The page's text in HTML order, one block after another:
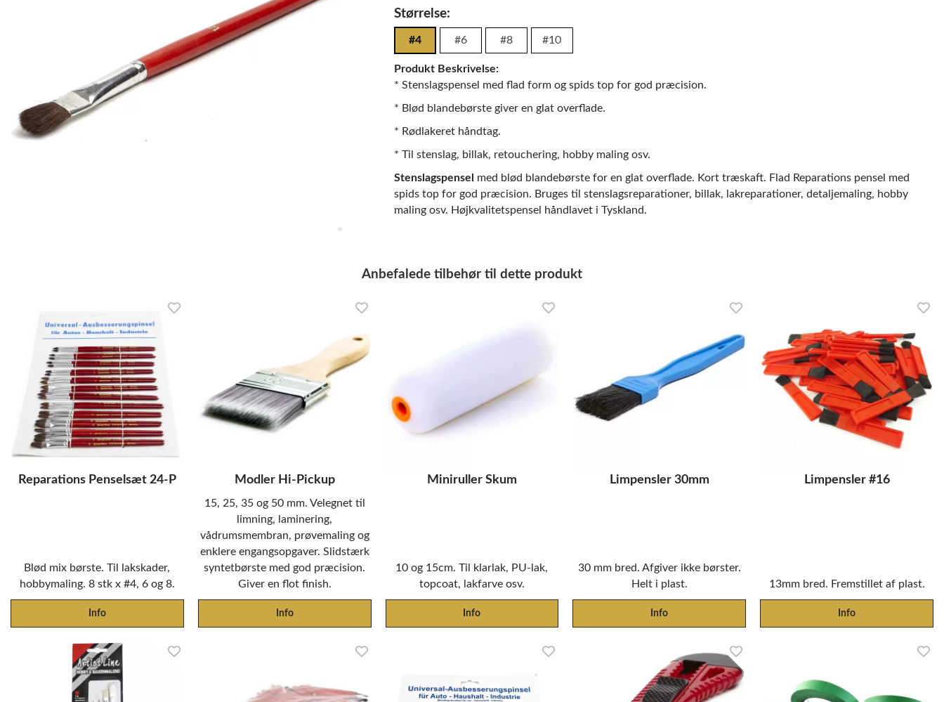
Størrelse:
#4 #6 #8 #10
Produkt Beskrivelse:
* Stenslagspensel med flad form og spids top for god præcision.
* Blød blandebørste giver en glat overflade.
* Rødlakeret håndtag.
* Til stenslag, billak, retouchering, hobby maling osv.
Stenslagspensel med blød blandebørste for en glat overflade. Kort træskaft. Flad Reparations pensel med
spids top for god præcision. Bruges til stenslagsreparationer, billak, lakreparationer, detaljemaling, hobby
maling osv. Højkvalitetspensel håndlavet i Tyskland.
Anbefalede tilbehør til dette produkt
Reparations Penselsæt 24-P
Blød mix børste. Til lakskader,
hobbymaling. 8 stk x #4, 6 og 8.
Info
Modler Hi-Pickup
15, 25, 35 og 50 mm. Velegnet til
limning, laminering,
vådrumsmembran, prøvemaling og
enklere engangsopgaver. Slidstærk
syntetbørste med god præcision.
Giver en flot finish.
Info
Miniruller Skum
10 og 15cm. Til klarlak, PU-lak,
topcoat, lakfarve osv.
Info
Limpensler 30mm
30 mm bred. Afgiver ikke børster.
Helt i plast.
Info
Limpensler #16
13mm bred. Fremstillet af plast.
Info